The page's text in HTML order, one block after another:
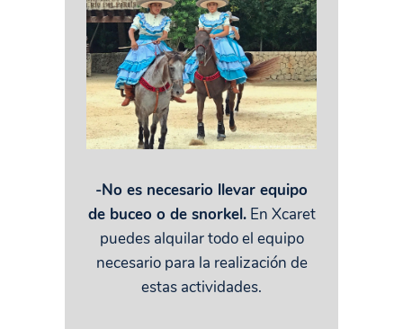
-No es necesario llevar equipo
de buceo o de snorkel.En Xcaret
puedes alquilar todo el equipo
necesario para la realización de
estas actividades.